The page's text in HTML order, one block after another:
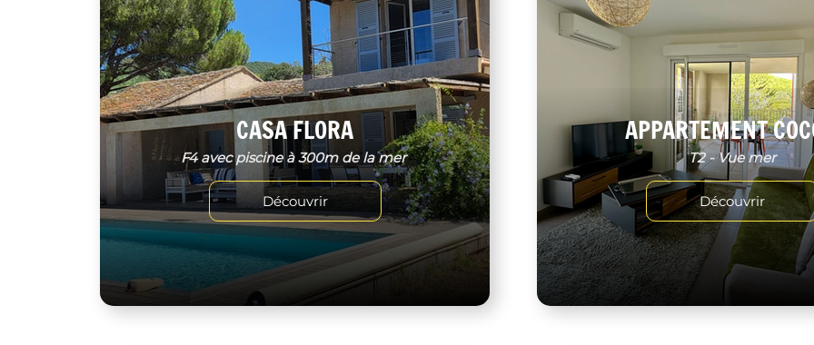
CASA FLORA
F4 avec piscine à 300m de la mer
Découvrir
APPARTEMENT
T2 - Vue mer
Découvrir